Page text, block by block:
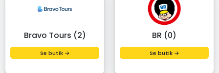
Bravo Tours (2)
Se butik →
BR (0)
Se butik →